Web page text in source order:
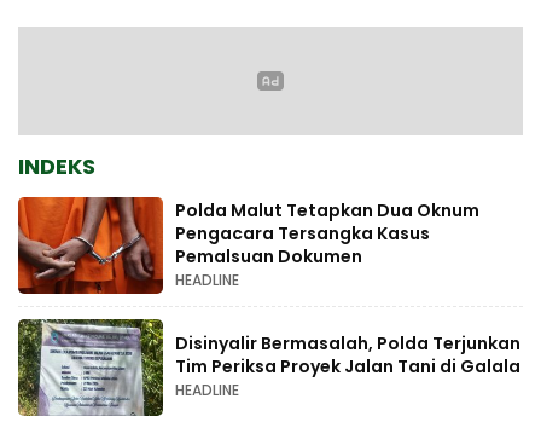
INDEKS
Polda Malut Tetapkan Dua Oknum
Pengacara Tersangka Kasus
Pemalsuan Dokumen
HEADLINE
Disinyalir Bermasalah, Polda Terjunkan
Tim Periksa Proyek Jalan Tani di Galala
HEADLINE